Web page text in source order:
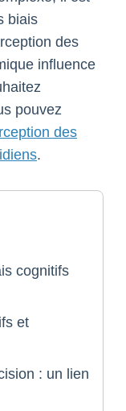
biais
des
influence
pouvez
des
.
cognitifs
et
: un lien